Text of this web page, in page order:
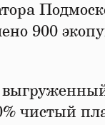
900
чистый